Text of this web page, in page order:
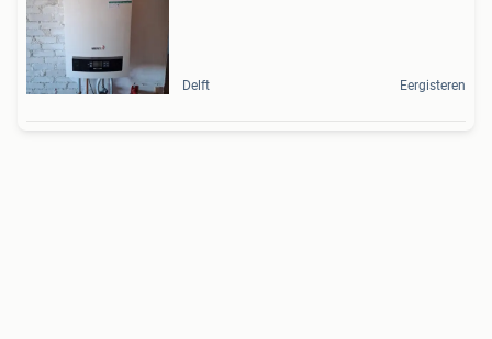
Delft Eergisteren